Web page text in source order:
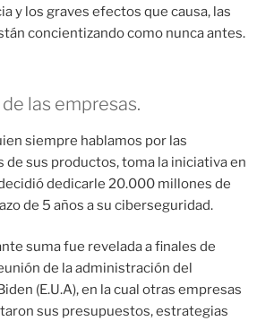
y los graves efectos que causa, las
concientizando como nunca antes.
las empresas.
siempre hablamos por las
de sus productos, toma la iniciativa en
dedicarle 20.000 millones de
de 5 años a su ciberseguridad.
suma fue revelada a finales de
de la administración del
(E.U.A), en la cual otras empresas
sus presupuestos, estrategias